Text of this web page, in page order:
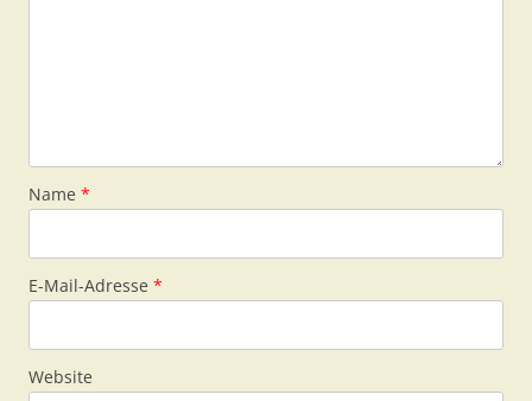
Name *
E-Mail-Adresse *
Website